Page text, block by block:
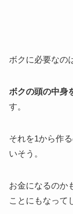
ボクに必要なの
ボクの頭の中身
す。
それを1から作
いそう。
お金になるのか
ことにもなって